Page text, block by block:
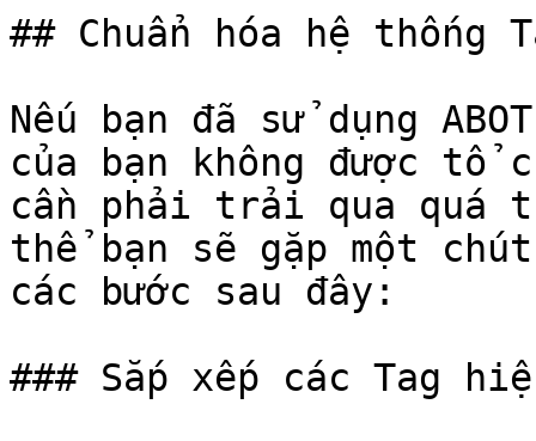
## Chuẩn hóa hệ thống
Nếu bạn đã sử dụng
của bạn không được tổ
cần phải trải qua
thể bạn sẽ gặp một
các bước sau đây:
### Sắp xếp các Tag